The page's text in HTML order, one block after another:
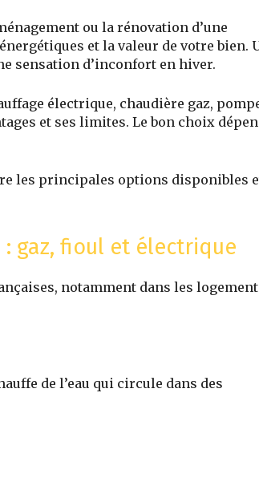
ou la rénovation d’une
et la valeur de votre bien.
sensation d’inconfort en hiver.
électrique, chaudière gaz,
et ses limites. Le bon choix
les principales options disponibles
gaz, fioul et électrique
notamment dans les
de l’eau qui circule dans des